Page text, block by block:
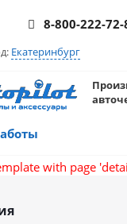
8-800-222-72-
Екатеринбург
with page